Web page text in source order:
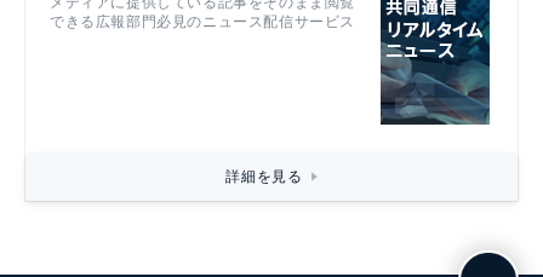
できる広報部門必見のニュース配信サービス
詳細を見る